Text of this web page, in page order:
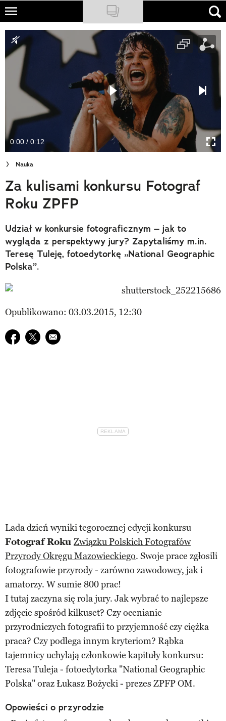
Skip
main
content
NATIONAL GEOGRAPHIC
TRAVELER
PODCASTY
Newsletter
Cuda Polski
Wielki Konkurs Fotograficzny
Trendbook Podróżniczy
Polecane
0:00 / 0:12
Nauka
Za kulisami konkursu Fotograf
Roku ZPFP
Udział w konkursie fotograficznym – jak to
wygląda z perspektywy jury? Zapytaliśmy m.in.
Teresę Tuleję, fotoedytorkę „National Geographic
Polska”.
Opublikowano: 03.03.2015, 12:30
Udostępnij na facebook
Udostępnij na twitter
E-mail do przyjaciela
Lada dzień wyniki tegorocznej edycji konkursu
Fotograf Roku Związku Polskich Fotografów
Przyrody Okręgu Mazowieckiego. Swoje prace zgłosili
fotografowie przyrody - zarówno zawodowcy, jak i
amatorzy. W sumie 800 prac!
I tutaj zaczyna się rola jury. Jak wybrać to najlepsze
zdjęcie spośród kilkuset? Czy ocenianie
przyrodniczych fotografii to przyjemność czy ciężka
praca? Czy podlega innym kryteriom? Rąbka
tajemnicy uchylają członkowie kapituły konkursu:
Teresa Tuleja - fotoedytorka "National Geographic
Polska" oraz Łukasz Bożycki - prezes ZPFP OM.
Opowieści o przyrodzie